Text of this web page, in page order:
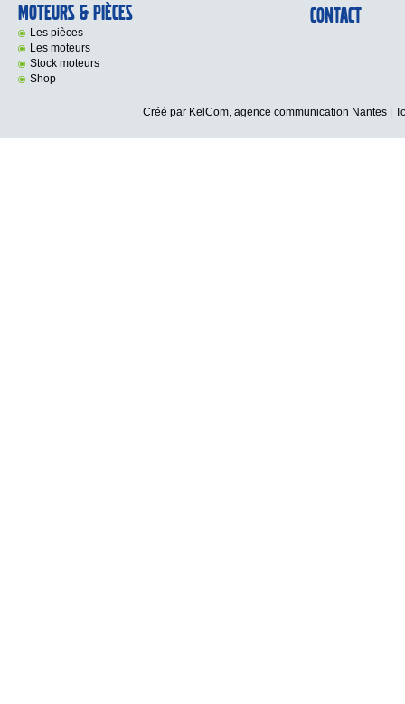
Moteurs & Pièces
Les pièces
Les moteurs
Stock moteurs
Shop
Contact
Créé par KelCom, agence communication Nantes |